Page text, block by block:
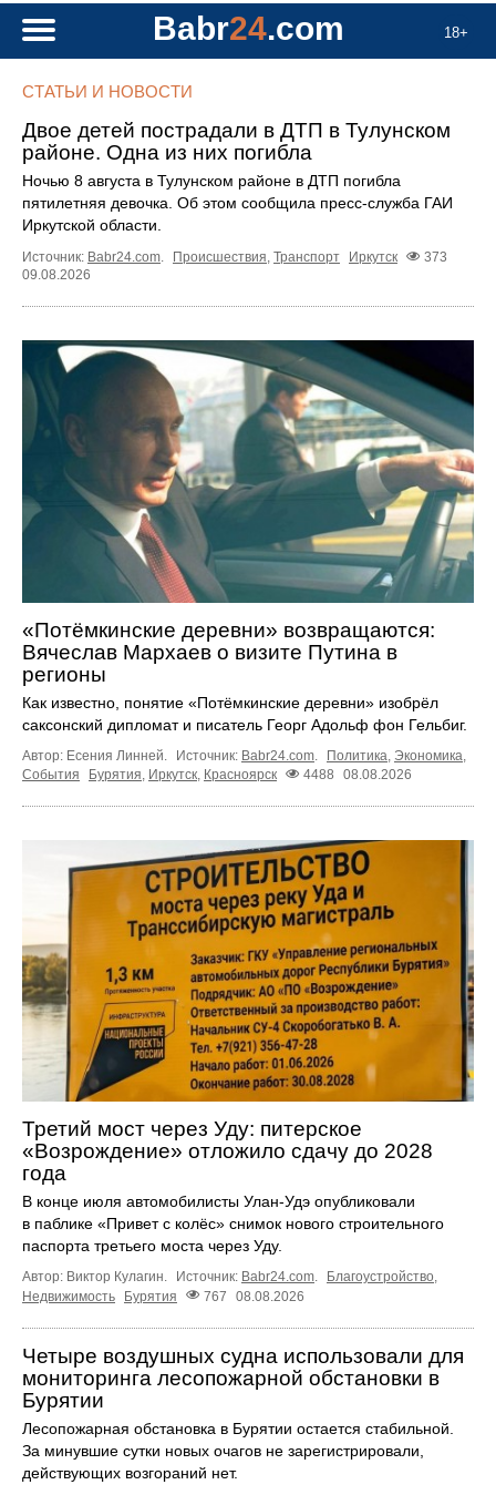
18+
Babr24.com
СТАТЬИ И НОВОСТИ
Двое детей пострадали в ДТП в Тулунском
районе. Одна из них погибла
Ночью 8 августа в Тулунском районе в ДТП погибла
пятилетняя девочка. Об этом сообщила пресс‑служба ГАИ
Иркутской области.
Источник: Babr24.com. Происшествия, Транспорт Иркутск
373
09.08.2026
«Потёмкинские деревни» возвращаются:
Вячеслав Мархаев о визите Путина в
регионы
Как известно, понятие «Потёмкинские деревни» изобрёл
саксонский дипломат и писатель Георг Адольф фон Гельбиг.
Автор: Есения Линней. Источник: Babr24.com Политика Экономика
События
Бурятия, Иркутск, Красноярск 4488 08.08.2026
Третий мост через Уду: питерское
«Возрождение» отложило сдачу до 2028
года
В конце июля автомобилисты Улан-Удэ опубликовали
в паблике «Привет с колёс» снимок нового строительного
паспорта третьего моста через Уду.
Автор: Виктор Кулагин. Источник: Babr24.com. Благоустройство,
Недвижимость
Бурятия 767 08.08.2026
Четыре воздушных судна использовали для
мониторинга лесопожарной обстановки в
Бурятии
Лесопожарная обстановка в Бурятии остается стабильной.
За минувшие сутки новых очагов не зарегистрировали,
действующих возгораний нет.